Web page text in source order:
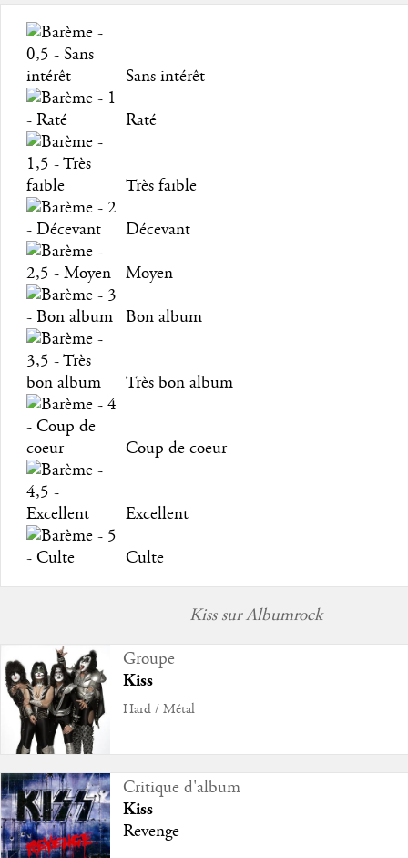
Sans intérêt
Raté
Très faible
Décevant
Moyen
Bon album
Très bon album
Coup de coeur
Excellent
Culte
Kiss sur Albumrock
Groupe
Kiss
Hard / Métal
Critique d'album
Kiss
Revenge